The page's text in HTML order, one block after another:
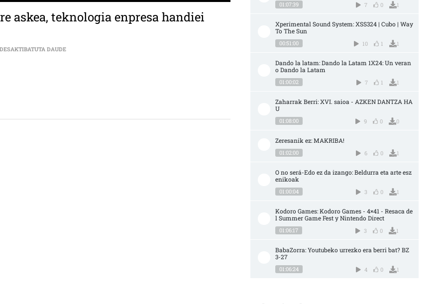
askea, teknologia enpresa handiei
DAUDEILARGI (HACKMEETING 2019): “SOFTWARE ASKEA, TEKNOLOGIA ENPRESA HANDIEI AURRE EGITEKO” SARRERAN
01:07:39 7 0 1
Xperimental Sound System: XSS324 | Cubo | Way
To The Sun
00:51:00 10 1 1
Dando la latam: Dando la Latam 1X24: Un veran
o Dando la Latam
01:00:02 7 1 1
Zaharrak Berri: XVI. saioa - AZKEN DANTZA HA
U
01:08:00 9 0 0
Zeresanik ez: MAKRIBA!
01:02:00 6 0 1
O no será-Edo ez da izango: Beldurra eta arte esz
enikoak
01:00:04 3 0 1
Kodoro Games: Kodoro Games - 4×41 - Resaca de
l Summer Game Fest y Nintendo Direct
01:06:17 3 0 1
BabaZorra: Youtubeko urrezko era berri bat? BZ
3-27
01:06:24 4 0 1